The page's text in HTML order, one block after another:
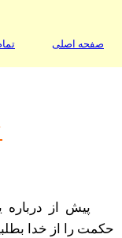
صفحه اصلی
حکمت را از خدا